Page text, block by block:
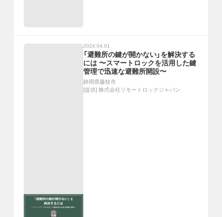
2024.04.01
「避難所の鍵が開かない」を解決する
には 〜スマートロックを活用した鍵
管理で迅速な避難所開設〜
静岡県藤枝市
[提供] 株式会社リモートロックジャパン